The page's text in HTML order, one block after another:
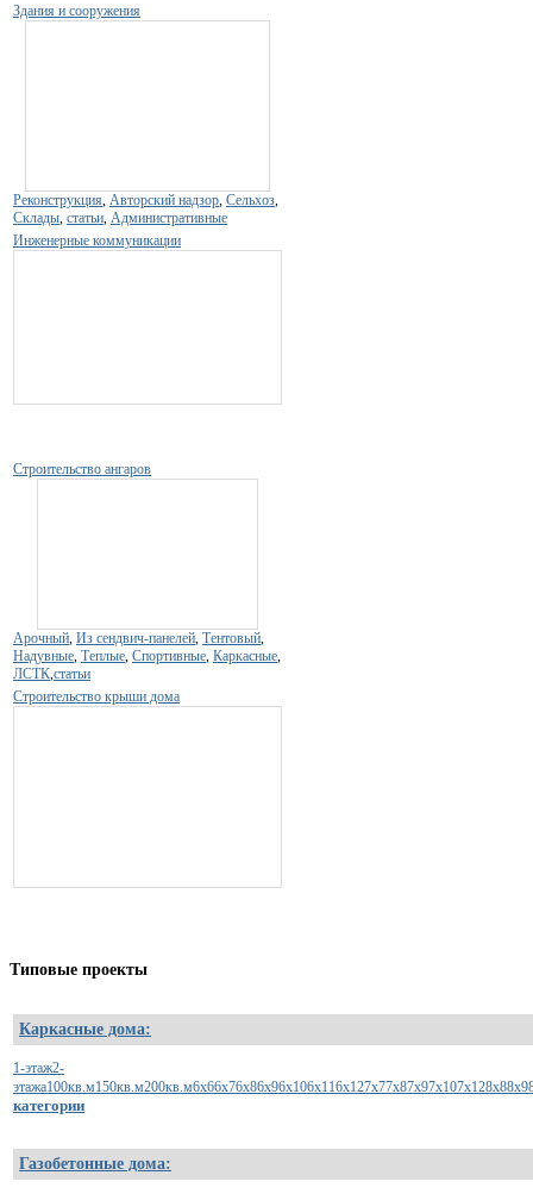
Здания и сооружения
Реконструкция Авторский надзор Сельхоз
Склады статьи Административные
Инженерные коммуникации
Строительство ангаров
Арочный Из сендвич-панелей Тентовый
Надувные Теплые Спортивные Каркасные
ЛСТК статьи
Строительство крыши дома
Типовые проекты
Каркасные дома:
1-этаж2-
этажа100кв.м150кв.м200кв.м6х66х76х86х96х106х116х127х77х87х97х107х128х88х9
категории
Газобетонные дома: